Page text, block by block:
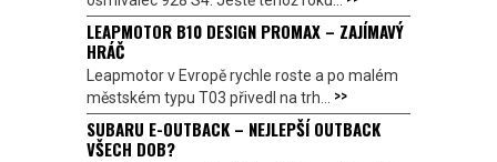
LEAPMOTOR B10 DESIGN PROMAX – ZAJÍMAVÝ
HRÁČ
Leapmotor v Evropě rychle roste a po malém
městském typu T03 přivedl na trh... >>
SUBARU E-OUTBACK – NEJLEPŠÍ OUTBACK
VŠECH DOB?